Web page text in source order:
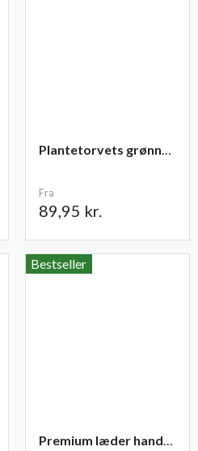
Plantetorvets grønne vandingspose 75 liter
Fra
89,95 kr.
Bestseller
Premium læder handske Flutter